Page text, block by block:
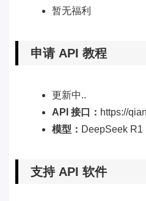
暂无福利
申请 API 教程
更新中..
API 接口： https://
模型： DeepSeek R1
支持 API 软件